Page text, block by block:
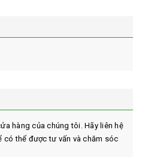
hàng của chúng tôi. Hãy liên hệ
có thể được tư vấn và chăm sóc